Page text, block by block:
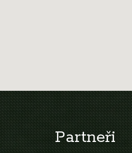
Partneři